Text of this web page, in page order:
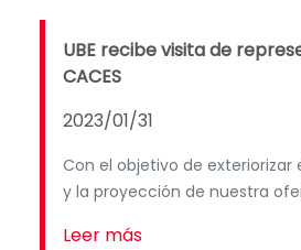
UBE recibe visita de
CACES
2023/01/31
Con el objetivo de
y la proyección de nuestra
Leer más